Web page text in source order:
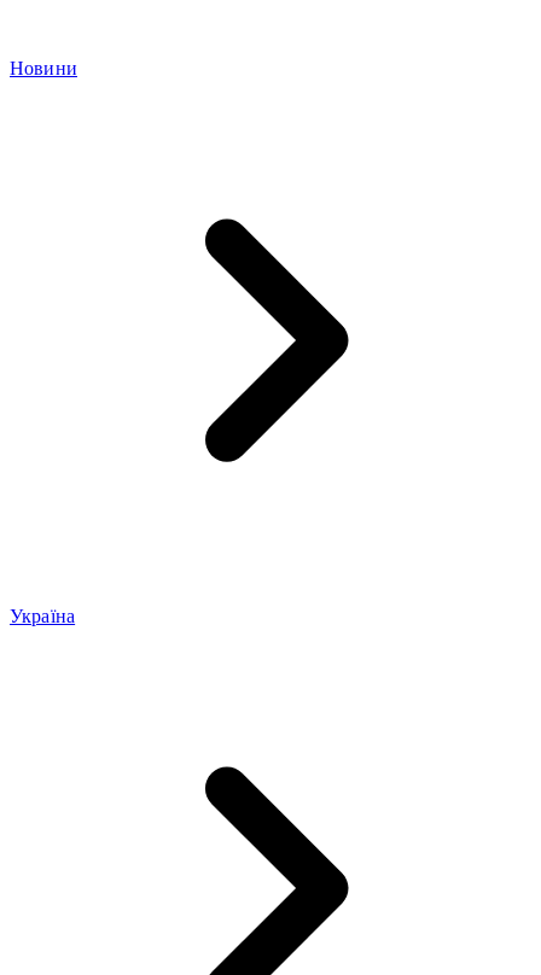
Новини
Україна